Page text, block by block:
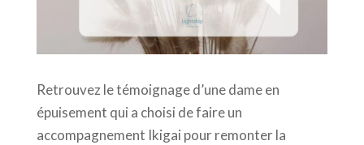
Retrouvez le témoignage d’une dame en
épuisement qui a choisi de faire un
accompagnement Ikigai pour remonter la